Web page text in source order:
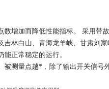
增加而降低性能指标。 采用带
林白山、青海龙羊峡、甘肃刘家
正常稳定的运行。
测量点越*，除了输出开关信号